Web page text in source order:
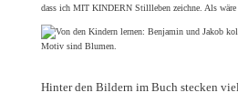
dass ich MIT KINDERN Stillleben zeichne. Als wäre
Hinter den Bildern im Buch stecken